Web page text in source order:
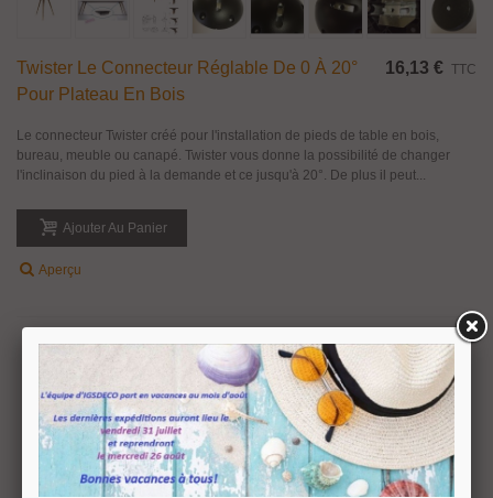
Twister Le Connecteur Réglable De 0 À 20°
Pour Plateau En Bois
16,13 € TTC
Le connecteur Twister créé pour l'installation de pieds de table en bois,
bureau, meuble ou canapé. Twister vous donne la possibilité de changer
l'inclinaison du pied à la demande et ce jusqu'à 20°. De plus il peut...
Ajouter Au Panier
Aperçu